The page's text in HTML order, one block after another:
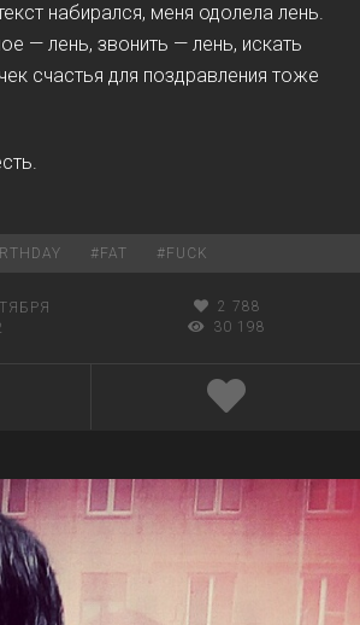
набирался, меня одолела лень.
— лень, звонить — лень, искать
счастья для поздравления тоже
# FAT # FUCK
2 788
30 198